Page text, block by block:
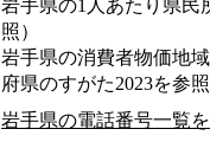
岩手県の1人あたり県民
照）
岩手県の消費者物価地
府県のすがた2023を参照
岩手県の電話番号一覧